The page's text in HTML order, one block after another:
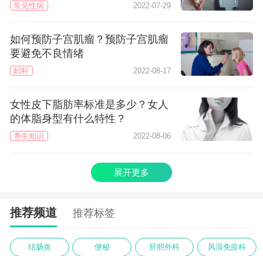
常见性病 2022-07-29
如何预防子宫肌瘤？预防子宫肌瘤
要避免不良情绪
妇科 2022-08-17
女性皮下脂肪率标准是多少？女人
的体脂身型有什么特性？
养生知识 2022-08-06
展开更多
推荐频道 推荐标签
结肠炎 便秘 肝胆外科 风湿免疫科